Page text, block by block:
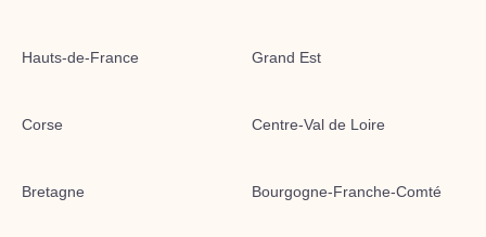
Hauts-de-France Grand Est
Corse Centre-Val de Loire
Bretagne Bourgogne-Franche-Comté